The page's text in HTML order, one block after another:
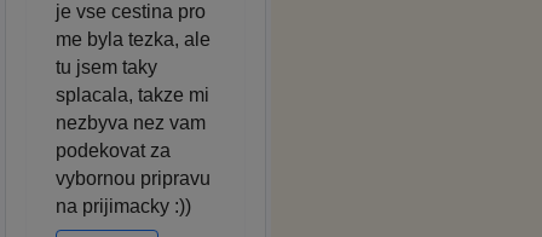
je vse cestina pro
me byla tezka, ale
tu jsem taky
splacala, takze mi
nezbyva nez vam
podekovat za
vybornou pripravu
na prijimacky :))